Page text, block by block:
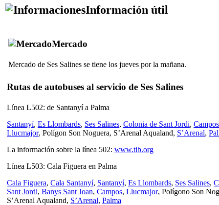
Información útil
Mercado
Mercado de Ses Salines se tiene los jueves por la mañana.
Rutas de autobuses al servicio de Ses Salines
Línea L502: de Santanyía Palma
Santanyí, Es Llombards, Ses Salines, Colonia de Sant Jordi, Campos
Llucmajor, Polígon Son Noguera, S’Arenal Aqualand, S’Arenal,
La información sobre la línea 502: www.tib.org
Línea L503: Cala Figuera en Palma
Cala Figuera, Cala Santanyí, Santanyí, Es Llombards, Ses Salines,
Sant Jordi, Banys Sant Joan, Campos, Llucmajor, Polígono Son
S’Arenal Aqualand, S’Arenal, Palma